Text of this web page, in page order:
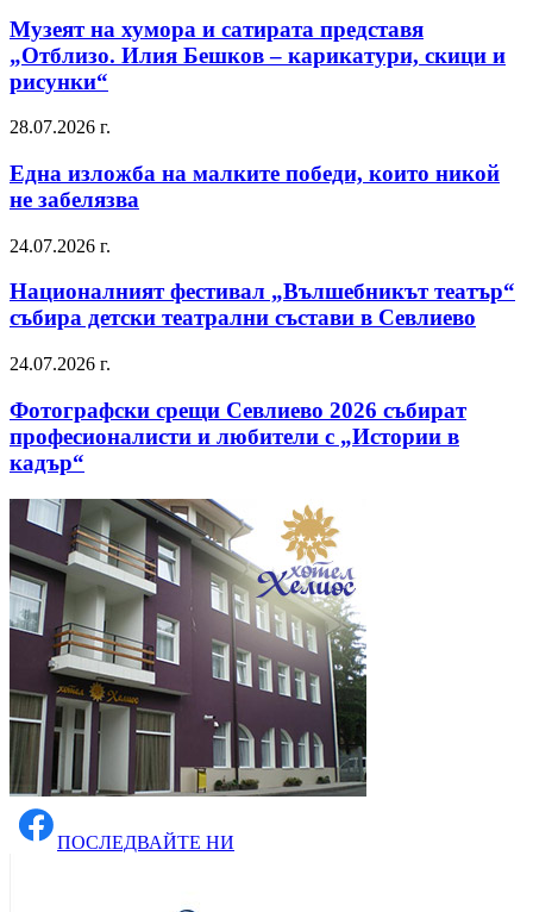
Музеят на хумора и сатирата представя
„Отблизо. Илия Бешков – карикатури, скици и
рисунки“
28.07.2026 г.
Една изложба на малките победи, които никой
не забелязва
24.07.2026 г.
Националният фестивал „Вълшебникът театър“
събира детски театрални състави в Севлиево
24.07.2026 г.
Фотографски срещи Севлиево 2026 събират
професионалисти и любители с „Истории в
кадър“
ПОСЛЕДВАЙТЕ НИ